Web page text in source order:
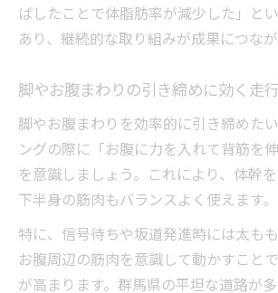
ばしたことで体脂肪率が減少した」と
あり、継続的な取り組みが成果につなが
脚やお腹まわりの引き締めに効く走
脚やお腹まわりを効率的に引き締めた
ングの際に「お腹に力を入れて背筋を
を意識しましょう。これにより、体幹
下半身の筋肉もバランスよく使えます。
特に、信号待ちや坂道発進時には太もも
お腹周辺の筋肉を意識して動かすこと
が高まります。群馬県の平坦な道路が多